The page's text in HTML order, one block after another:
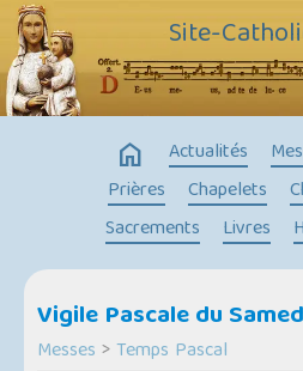
Site-
home Actualités
Prières
Chapelets
Sacrements
Livres
Vigile Pascale du
Messes >Temps Pascal